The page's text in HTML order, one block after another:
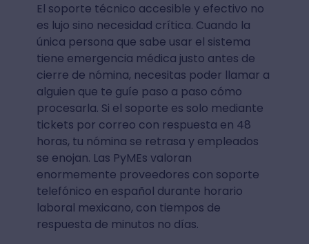
El soporte técnico accesible y efectivo no
es lujo sino necesidad crítica. Cuando la
única persona que sabe usar el sistema
tiene emergencia médica justo antes de
cierre de nómina, necesitas poder llamar a
alguien que te guíe paso a paso cómo
procesarla. Si el soporte es solo mediante
tickets por correo con respuesta en 48
horas, tu nómina se retrasa y empleados
se enojan. Las PyMEs valoran
enormemente proveedores con soporte
telefónico en español durante horario
laboral mexicano, con tiempos de
respuesta de minutos no días.